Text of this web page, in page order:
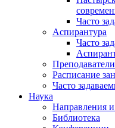
Часто
Аспирантура
Часто
Преподаватели
Расписание
Часто
Наука
Направления
Библиотека